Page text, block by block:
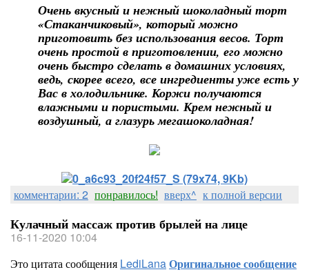
Очень вкусный и нежный шоколадный торт
«Стаканчиковый», который можно
приготовить без использования весов. Торт
очень простой в приготовлении, его можно
очень быстро сделать в домашних условиях,
ведь, скорее всего, все ингредиенты уже есть у
Вас в холодильнике. Коржи получаются
влажными и пористыми. Крем нежный и
воздушный, а глазурь мегашоколадная!
комментарии: 2 понравилось! вверх^ к полной версии
Кулачный массаж против брылей на лице
16-11-2020 10:04
Это цитата сообщения LediLanaОригинальное сообщение